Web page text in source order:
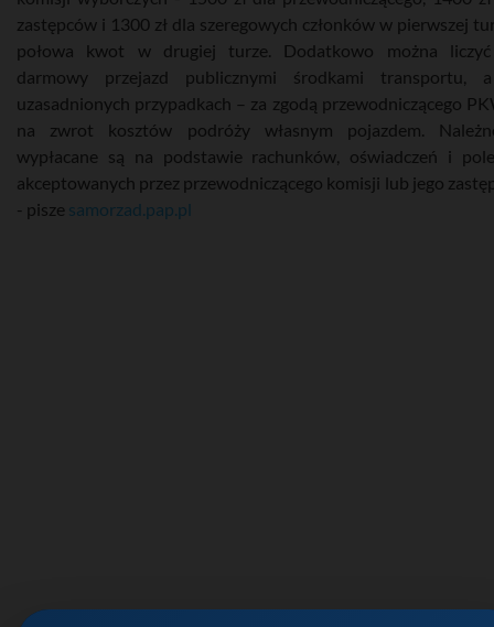
zastępców i 1300 zł dla szeregowych członków w pierwszej
połowa kwot w drugiej turze. Dodatkowo można
darmowy przejazd publicznymi środkami transportu,
uzasadnionych przypadkach – za zgodą przewodniczącego
na zwrot kosztów podróży własnym pojazdem.
wypłacane są na podstawie rachunków, oświadczeń i
akceptowanych przez przewodniczącego komisji lub jego
- pisze samorzad.pap.pl